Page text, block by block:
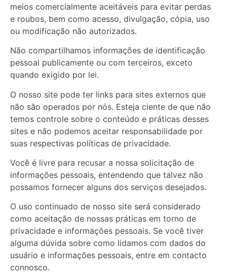
meios comercialmente aceitáveis ​​para evitar perdas
e roubos, bem como acesso, divulgação, cópia, uso
ou modificação não autorizados.
Não compartilhamos informações de identificação
pessoal publicamente ou com terceiros, exceto
quando exigido por lei.
O nosso site pode ter links para sites externos que
não são operados por nós. Esteja ciente de que não
temos controle sobre o conteúdo e práticas desses
sites e não podemos aceitar responsabilidade por
suas respectivas políticas de privacidade.
Você é livre para recusar a nossa solicitação de
informações pessoais, entendendo que talvez não
possamos fornecer alguns dos serviços desejados.
O uso continuado de nosso site será considerado
como aceitação de nossas práticas em torno de
privacidade e informações pessoais. Se você tiver
alguma dúvida sobre como lidamos com dados do
usuário e informações pessoais, entre em contacto
connosco.